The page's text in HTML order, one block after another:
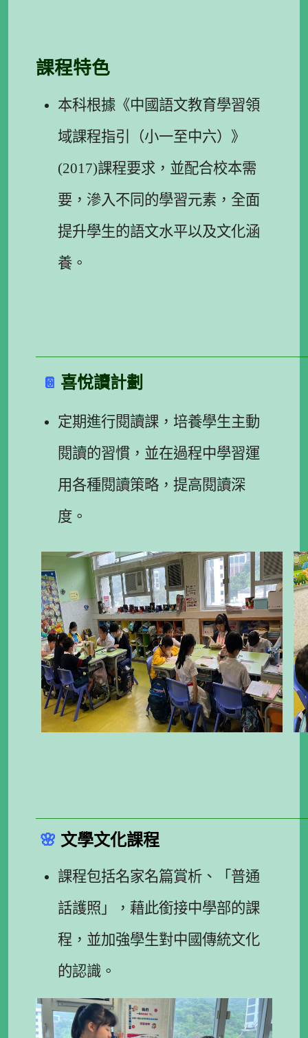
課程特色
本科根據《中國語文教育學習領
域課程指引（小一至中六）》
(2017)課程要求，並配合校本需
要，滲入不同的學習元素，全面
提升學生的語文水平以及文化涵
養。
📔 喜悅讀計劃
定期進行閱讀課，培養學生主動
閱讀的習慣，並在過程中學習運
用各種閱讀策略，提高閱讀深
度。
🌸 文學文化課程
課程包括名家名篇賞析、「普通
話護照」，藉此銜接中學部的課
程，並加強學生對中國傳統文化
的認識。